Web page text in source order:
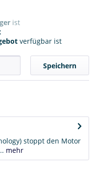
ist
verfügbar ist
Speichern
stoppt den Motor
mehr